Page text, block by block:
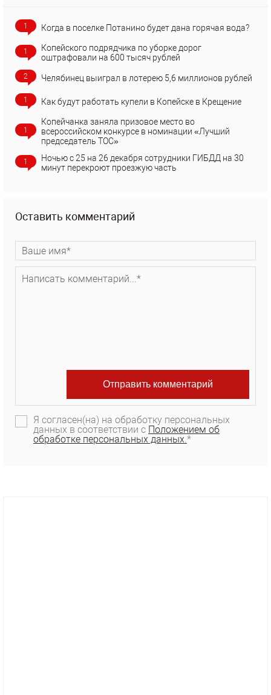
1 Когда в поселке Потанино будет дана горячая вода?
1
Копейского подрядчика по уборке дорог
оштрафовали на 600 тысяч рублей
2 Челябинец выиграл в лотерею 5,6 миллионов рублей
1 Как будут работать купели в Копейске в Крещение
1
Копейчанка заняла призовое место во
всероссийском конкурсе в номинации «Лучший
председатель ТОС»
1
Ночью с 25 на 26 декабря сотрудники ГИБДД на 30
минут перекроют проезжую часть
Оставить комментарий
Я согласен(на) на обработку персональных
данных в соответствии с Положением об
обработке персональных данных.*